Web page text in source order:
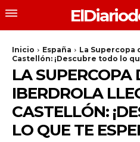
Inicio España
La Supercopa
Castellón: ¡Descubre todo lo
LA SUPERCOPA
IBERDROLA
CASTELLÓN:
LO QUE TE